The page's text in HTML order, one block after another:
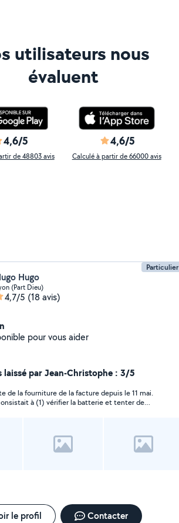
utilisateurs nous
évaluent
4,6/5
de 48803 avis
4,6/5
Calculé à partir de 66000 avis
Particulier
Hugo
(Part Dieu)
4,7/5 (18 avis)
Bonjour disponible pour vous aider
laissé par Jean-Christophe : 3/5
de la fourniture de la facture depuis le 11 mai.
à (1) vérifier la batterie et tenter de
le profil Contacter